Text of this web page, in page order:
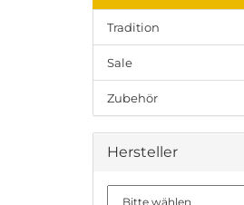
Tradition
Sale
Zubehör
Hersteller